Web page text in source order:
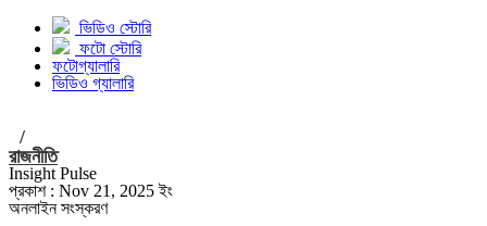
ভিডিও স্টোরি
ফটো স্টোরি
ফটোগ্যালারি
ভিডিও গ্যালারি
/
রাজনীতি
Insight Pulse
প্রকাশ : Nov 21, 2025 ইং
অনলাইন সংস্করণ